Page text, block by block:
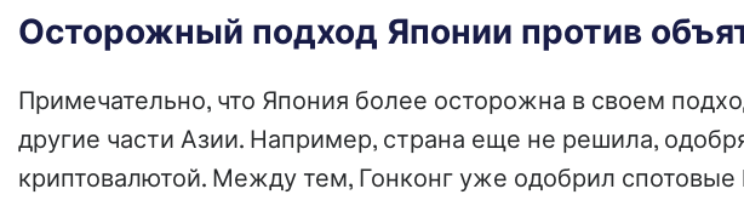
Осторожный подход Японии против
Примечательно, что Япония более осторожна в своем
другие части Азии. Например, страна еще не решила,
криптовалютой. Между тем, Гонконг уже одобрил спотовые